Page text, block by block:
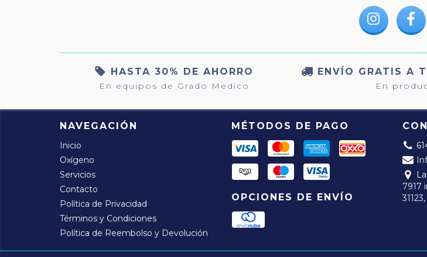
HASTA 30% DE AHORRO
En equipos de Grado Medico
ENVÍO GRATIS A
En
NAVEGACIÓN
Inicio
Oxígeno
Servicios
Contacto
Política de Privacidad
Términos y Condiciones
Política de Reembolso y Devolución
MÉTODOS DE PAGO
OPCIONES DE ENVÍO
7917